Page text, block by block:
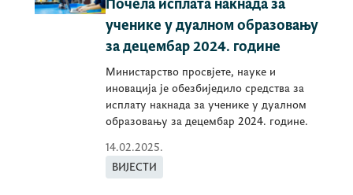
Почела исплата накнада за
ученике у дуалном образовању
за децембар 2024. године
Министарство просвјете, науке и
иновација је обезбиједило средства за
исплату накнада за ученике у дуалном
образовању за децембар 2024. године.
14.02.2025.
ВИЈЕСТИ